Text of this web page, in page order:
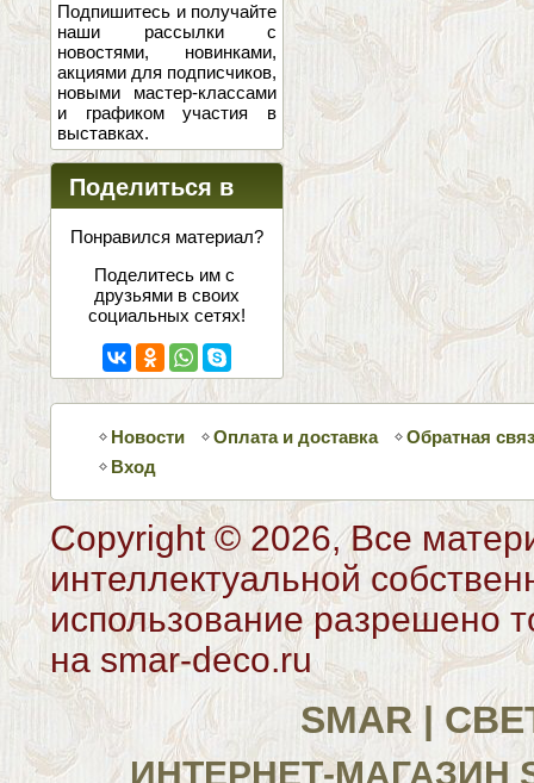
Подпишитесь и получайте
наши рассылки с
новостями, новинками,
акциями для подписчиков,
новыми мастер-классами
и графиком участия в
выставках.
Поделиться в
соцсетях
Понравился материал?
Поделитесь им с
друзьями в своих
социальных сетях!
Новости Оплата и доставка
Обратная
Вход
Copyright © 2026, Все
интеллектуальной
использование разрешено
на smar-deco.ru
SMAR |
ИНТЕРНЕТ-МАГАЗИН